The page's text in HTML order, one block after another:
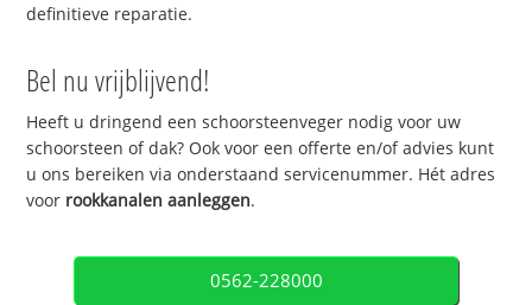
definitieve reparatie.
Bel nu vrijblijvend!
Heeft u dringend een schoorsteenveger nodig voor uw
schoorsteen of dak? Ook voor een offerte en/of advies kunt
u ons bereiken via onderstaand servicenummer. Hét adres
voor rookkanalen aanleggen.
0562-228000